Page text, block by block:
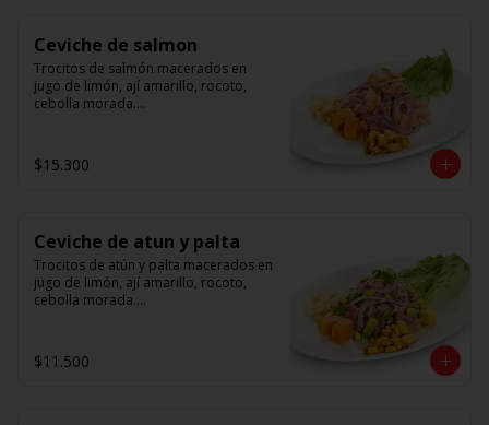
Ceviche de salmon
Trocitos de salmón macerados en
jugo de limón, ají amarillo, rocoto,
cebolla morada.
$15.300
Ceviche de atun y palta
Trocitos de atún y palta macerados en
jugo de limón, ají amarillo, rocoto,
cebolla morada.
$11.500